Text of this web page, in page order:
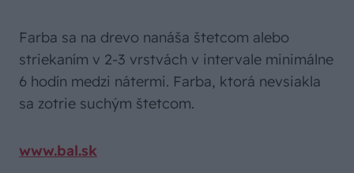
Farba sa na drevo nanáša štetcom alebo
striekaním v 2-3 vrstvách v intervale minimálne
6 hodín medzi nátermi. Farba, ktorá nevsiakla
sa zotrie suchým štetcom.
www.bal.sk